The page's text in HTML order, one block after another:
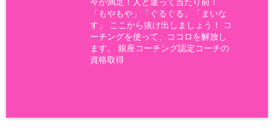
「もやもや」「ぐるぐる」「まいな
す」 ここから抜け出しましょう！ コ
ーチングを使って、ココロを解放し
ます。 銀座コーチング認定コーチの
資格取得